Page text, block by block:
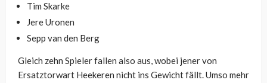
Tim Skarke
Jere Uronen
Sepp van den Berg
Gleich zehn Spieler fallen also aus, wobei jener von
Ersatztorwart Heekeren nicht ins Gewicht fällt. Umso mehr